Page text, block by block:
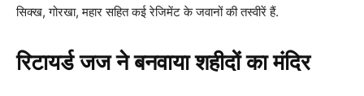
सिक्ख, गोरखा, महार सहित कई रेजिमेंट के जवानों की तस्वीरें हैं.
रिटायर्ड जज ने बनवाया शहीदों का मंदिर